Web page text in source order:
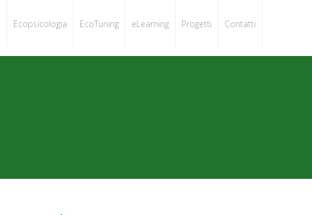
Ecopsicologia EcoTuning eLearning Progetti Contatti